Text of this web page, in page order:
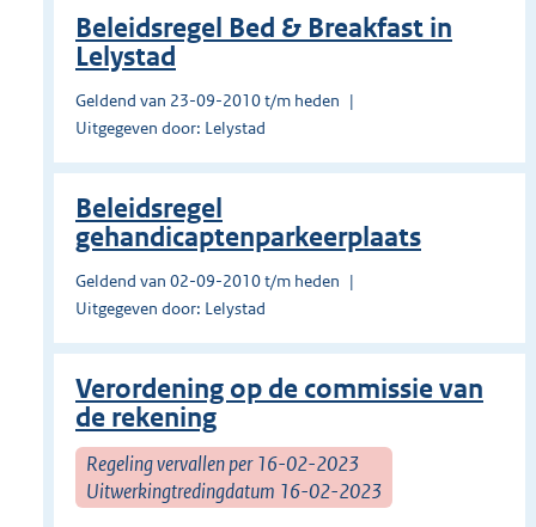
Beleidsregel Bed & Breakfast in
Lelystad
Geldend van 23-09-2010 t/m heden
Uitgegeven door: Lelystad
Beleidsregel
gehandicaptenparkeerplaats
Geldend van 02-09-2010 t/m heden
Uitgegeven door: Lelystad
Verordening op de commissie van
de rekening
Regeling vervallen per 16-02-2023
Uitwerkingtredingdatum 16-02-2023